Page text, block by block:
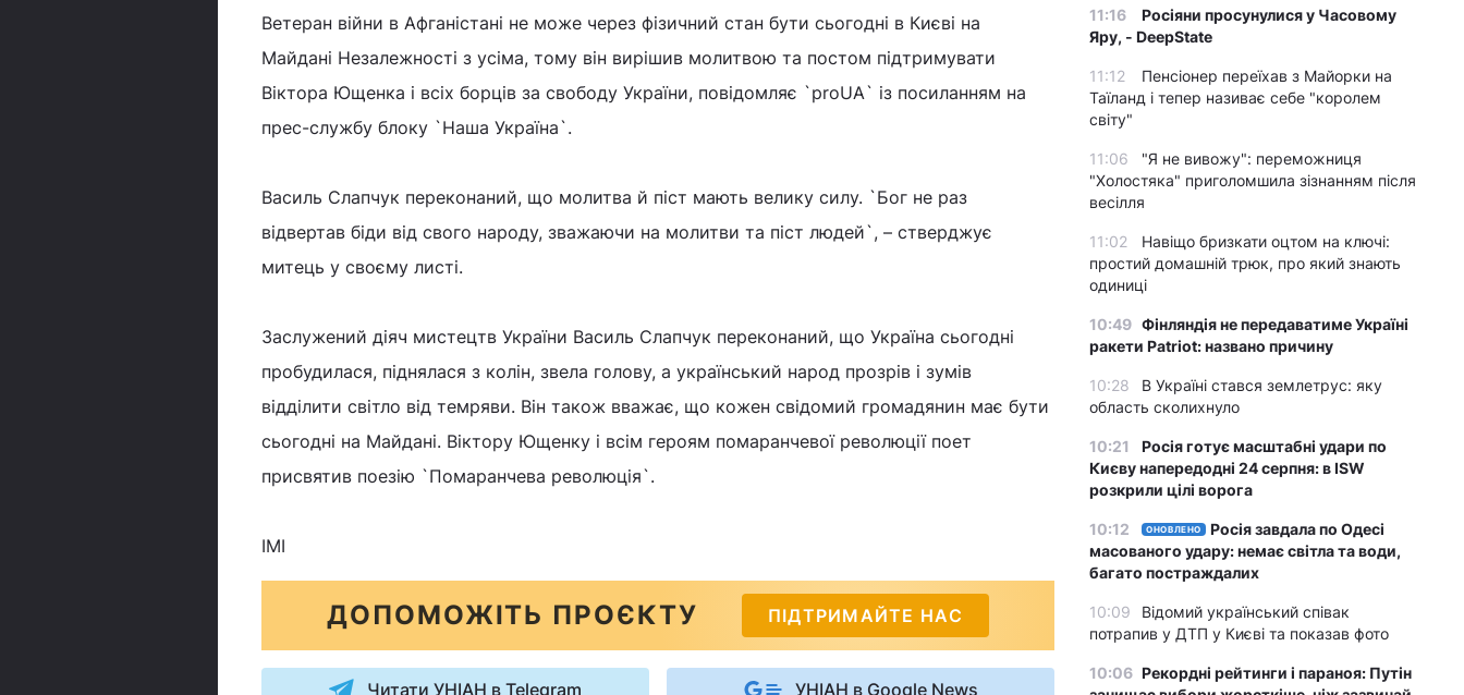
Ветеран війни в Афганістані не може через фізичний стан бути сьогодні в Києві на
Майдані Незалежності з усіма, тому він вирішив молитвою та постом підтримувати
Віктора Ющенка і всіх борців за свободу України, повідомляє `proUA` із посиланням на
прес-службу блоку `Наша Україна`.
Василь Слапчук переконаний, що молитва й піст мають велику силу. `Бог не раз
відвертав біди від свого народу, зважаючи на молитви та піст людей`, – стверджує
митець у своєму листі.
Заслужений діяч мистецтв України Василь Слапчук переконаний, що Україна сьогодні
пробудилася, піднялася з колін, звела голову, а український народ прозрів і зумів
відділити світло від темряви. Він також вважає, що кожен свідомий громадянин має бути
сьогодні на Майдані. Віктору Ющенку і всім героям помаранчевої революції поет
присвятив поезію `Помаранчева революція`.
ІМІ
ДОПОМОЖІТЬ ПРОЄКТУ ПІДТРИМАЙТЕ НАС
Читати УНІАН в Telegram УНІАН в Google News
11:16
Росіяни просунулися у Часовому
Яру, - DeepState
11:12
Пенсіонер переїхав з Майорки на
Таїланд і тепер називає себе "королем
світу"
11:06
"Я не вивожу": переможниця
"Холостяка" приголомшила зізнанням після
весілля
11:02
Навіщо бризкати оцтом на ключі:
простий домашній трюк, про який знають
одиниці
10:49 Фінляндія не передаватиме Україні
ракети Patriot: названо причину
10:28
В Україні стався землетрус: яку
область сколихнуло
10:21
Росія готує масштабні удари по
Києву напередодні 24 серпня: в ISW
розкрили цілі ворога
10:12 ОНОВЛЕНО
Росія завдала по Одесі
масованого удару: немає світла та води,
багато постраждалих
10:09
Відомий український співак
потрапив у ДТП у Києві та показав фото
10:06 Рекордні рейтинги і параноя: Путін